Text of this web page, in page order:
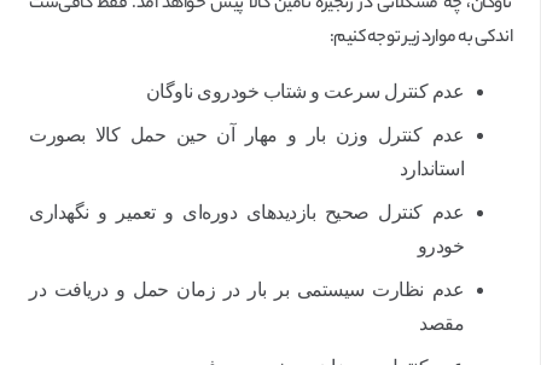
اندکی به موارد زیر توجه کنیم:
عدم کنترل سرعت و شتاب خودروی ناوگان
عدم کنترل وزن بار و مهار آن حین حمل کالا بصورت
استاندارد
عدم کنترل صحیح بازدیدهای دوره‌ای و تعمیر و نگهداری
خودرو
عدم نظارت سیستمی بر بار در زمان حمل و دریافت در
مقصد